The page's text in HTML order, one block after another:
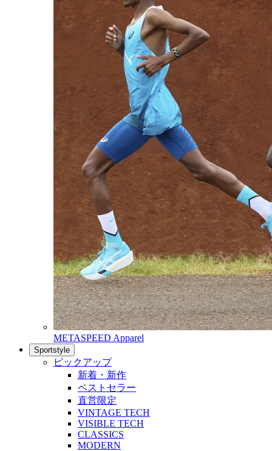
METASPEED Apparel
Sportstyle
ピックアップ
新着・新作
ベストセラー
直営限定
VINTAGE TECH
VISIBLE TECH
CLASSICS
MODERN